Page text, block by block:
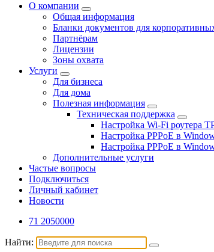
О компании
Общая информация
Бланки документов для
Партнёрам
Лицензии
Зоны охвата
Услуги
Для бизнеса
Для дома
Полезная информация
Техническая поддержка
Настройка Wi-Fi роутера
Настройка PPPoE в
Настройка PPPoE в
Дополнительные услуги
Частые вопросы
Подключиться
Личный кабинет
Новости
71 2050000
Найти: